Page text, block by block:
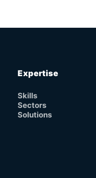
Expertise
Skills
Sectors
Solutions